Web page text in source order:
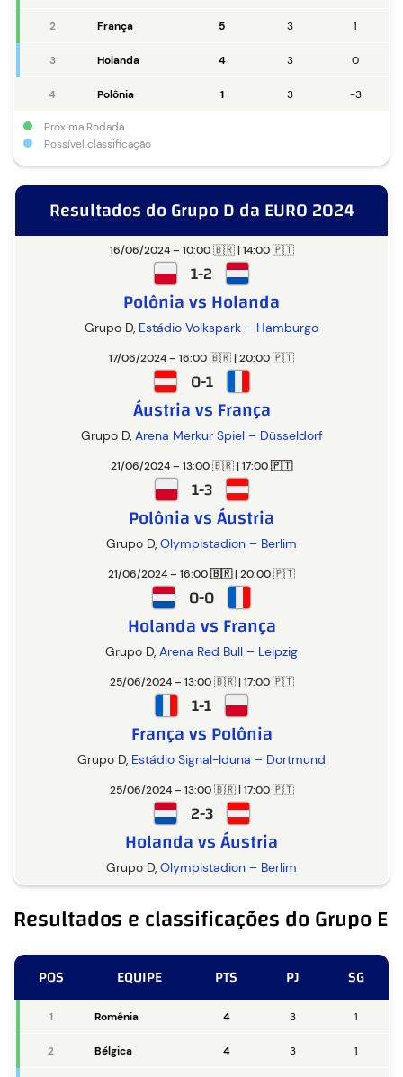
2 França 5 3 1
3 Holanda 4 3 0
4 Polônia 1 3 -3
Próxima Rodada
Possível classificação
Resultados do Grupo D da EURO 2024
16/06/2024 – 10:00 🇧🇷 | 14:00 🇵🇹
Grupo D, Estádio Volkspark – Hamburgo
1-2
Polônia vs Holanda
17/06/2024 – 16:00 🇧🇷 | 20:00 🇵🇹
Grupo D, Arena Merkur Spiel – Düsseldorf
0-1
Áustria vs França
21/06/2024 – 13:00 🇧🇷 | 17:00🇵🇹
Grupo D, Olympistadion – Berlim
1-3
Polônia vs Áustria
21/06/2024 – 16:00🇧🇷 |20:00 🇵🇹
Grupo D, Arena Red Bull – Leipzig
0-0
Holanda vs França
25/06/2024 – 13:00 🇧🇷 | 17:00 🇵🇹
Grupo D, Estádio Signal-Iduna – Dortmund
1-1
França vs Polônia
25/06/2024 – 13:00 🇧🇷 | 17:00 🇵🇹
Grupo D, Olympistadion – Berlim
2-3
Holanda vs Áustria
Resultados e classificações do Grupo E
POS EQUIPE PTS PJ SG
1 Romênia 4 3 1
2 Bélgica 4 3 1